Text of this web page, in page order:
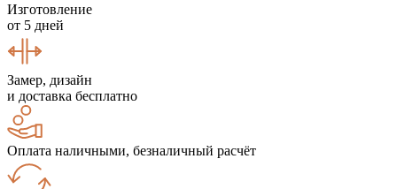
Изготовление
от 5 дней
Замер, дизайн
и доставка бесплатно
Оплата наличными, безналичный расчёт